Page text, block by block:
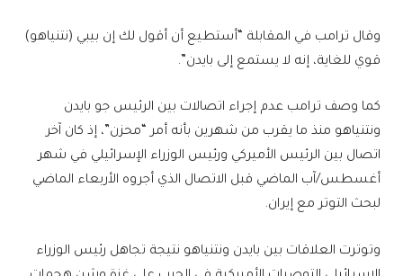
وقال ترامب في المقابلة “أستطيع أن أقول لك إن بيبي (نتنياهو)
قوي للغاية، إنه لا يستمع إلى بايدن”.
كما وصف ترامب عدم إجراء اتصالات بين الرئيس جو بايدن
ونتنياهو منذ ما يقرب من شهرين بأنه أمر “محزن”، إذ كان آخر
اتصال بين الرئيس الأميركي ورئيس الوزراء الإسرائيلي في شهر
أغسطس/آب الماضي قبل الاتصال الذي أجروه الأربعاء الماضي
لبحث التوتر مع إيران.
وتوترت العلاقات بين بايدن ونتنياهو نتيجة تجاهل رئيس الوزراء